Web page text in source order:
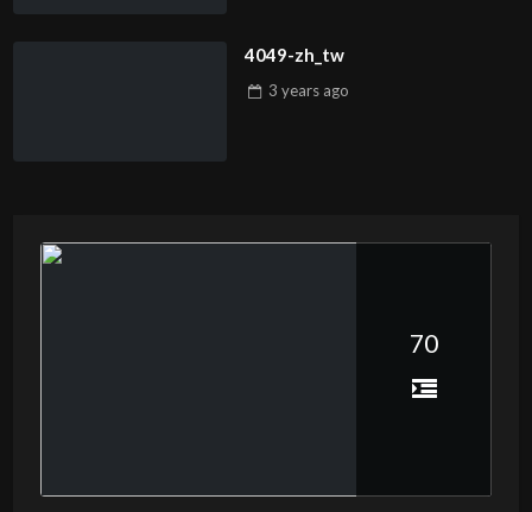
4049-zh_tw
3 years ago
70